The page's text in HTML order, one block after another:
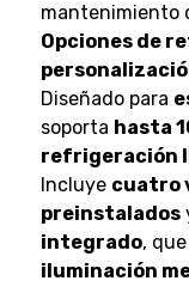
mantenimiento
Opciones de
Diseñado para
soporta hasta
refrigeración
Incluye cuatro
preinstalados
integrado,
iluminación